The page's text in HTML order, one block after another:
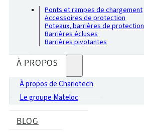
Ponts et rampes de chargement
Accessoires de protection
Poteaux, barrières de protection
Barrières écluses
Barrières pivotantes
À PROPOS
À propos de Chariotech
Le groupe Mateloc
BLOG